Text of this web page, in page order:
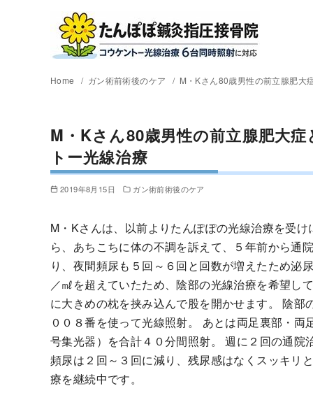
Home ガン術前術後のケア M・Kさん80歳男性の前立腺肥大
M・Kさん80歳男性の前立腺肥大
トー光線治療
2019年8月15日 ガン術前術後のケア
M・Kさんは、以前よりたんぽぽの光線治療を受
ら、あちこちに体の不調を訴えて、５年前から通
り、夜間頻尿も５回～６回と回数が増えたため泌
／㎖を超えていたため、陰部の光線治療を希望し
に大きめの枕を挟み込んで股を開かせます。 陰
００８番を使って光線照射。 あとは両足裏部・
号集光器）を合計４０分間照射。 週に２回の通
頻尿は２回～３回に減り、残尿感はなくスッキリ
療を継続中です。